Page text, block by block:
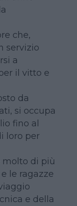
che,
servizio
a
il vitto e
da
si occupa
fino al
loro per
molto di più
le ragazze
e della